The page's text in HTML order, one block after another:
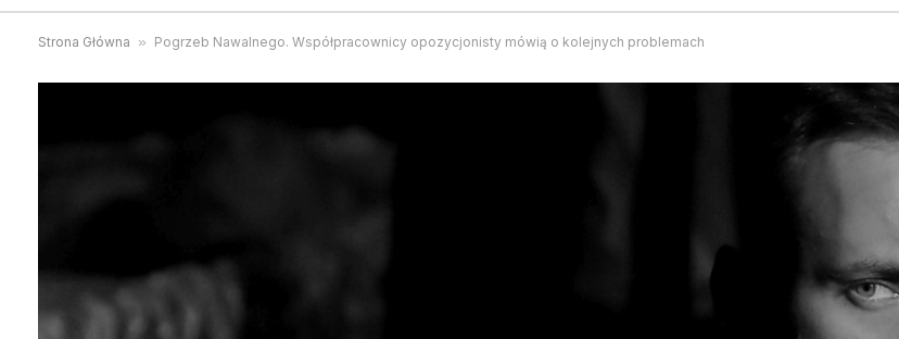
Strona Główna » Pogrzeb Nawalnego. Współpracownicy opozycjonisty mówią o kolejnych problemach